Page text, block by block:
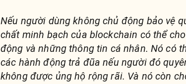
Nếu người dùng không chủ động bảo vệ
chất minh bạch của blockchain có thể
động và những thông tin cá nhân. Nó có
các hành động trả đũa nếu người đó
không được ủng hộ rộng rãi. Và nó còn